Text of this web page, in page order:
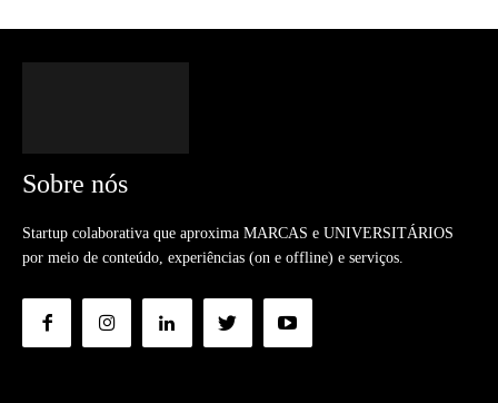
Sobre nós
Startup colaborativa que aproxima MARCAS e UNIVERSITÁRIOS
por meio de conteúdo, experiências (on e offline) e serviços.